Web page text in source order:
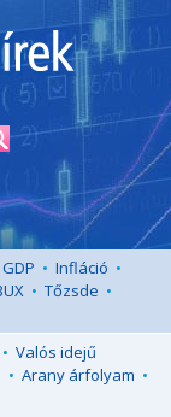
GDP • Infláció •
• Tőzsde •
• Valós idejű
• Arany árfolyam •